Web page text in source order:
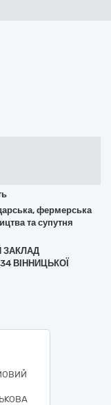
фермерська
та супутня
ЗАКЛАД
ВІННИЦЬКОЇ